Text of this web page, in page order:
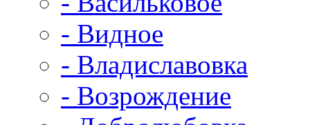
- Видное
- Владиславовка
- Возрождение